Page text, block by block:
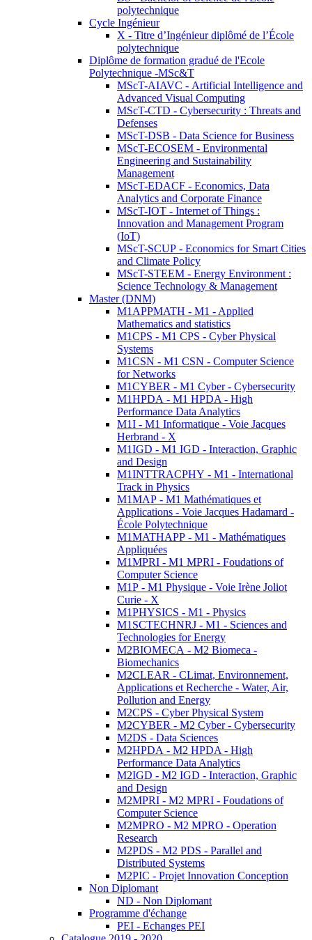
polytechnique
Cycle Ingénieur
X - Titre d’Ingénieur diplômé de l’École
polytechnique
Diplôme de formation gradué de l'Ecole
Polytechnique -MSc&T
MScT-AIAVC - Artificial Intelligence and
Advanced Visual Computing
MScT-CTD - Cybersecurity : Threats and
Defenses
MScT-DSB - Data Science for Business
MScT-ECOSEM - Environmental
Engineering and Sustainability
Management
MScT-EDACF - Economics, Data
Analytics and Corporate Finance
MScT-IOT - Internet of Things :
Innovation and Management Program
(IoT)
MScT-SCUP - Economics for Smart Cities
and Climate Policy
MScT-STEEM - Energy Environment :
Science Technology & Management
Master (DNM)
M1APPMATH - M1 - Applied
Mathematics and statistics
M1CPS - M1 CPS - Cyber Physical
Systems
M1CSN - M1 CSN - Computer Science
for Networks
M1CYBER - M1 Cyber - Cybersecurity
M1HPDA - M1 HPDA - High
Performance Data Analytics
M1I - M1 Informatique - Voie Jacques
Herbrand - X
M1IGD - M1 IGD - Interaction, Graphic
and Design
M1INTTRACPHY - M1 - International
Track in Physics
M1MAP - M1 Mathématiques et
Applications - Voie Jacques Hadamard -
École Polytechnique
M1MATHAPP - M1 - Mathématiques
Appliquées
M1MPRI - M1 MPRI - Foudations of
Computer Science
M1P - M1 Physique - Voie Irène Joliot
Curie - X
M1PHYSICS - M1 - Physics
M1SCTECHNRJ - M1 - Sciences and
Technologies for Energy
M2BIOMECA - M2 Biomeca -
Biomechanics
M2CLEAR - CLimat, Environnement,
Applications et Recherche - Water, Air,
Pollution and Energy
M2CPS - Cyber Physical System
M2CYBER - M2 Cyber - Cybersecurity
M2DS - Data Sciences
M2HPDA - M2 HPDA - High
Performance Data Analytics
M2IGD - M2 IGD - Interaction, Graphic
and Design
M2MPRI - M2 MPRI - Foudations of
Computer Science
M2MPRO - M2 MPRO - Operation
Research
M2PDS - M2 PDS - Parallel and
Distributed Systems
M2PIC - Projet Innovation Conception
Non Diplomant
ND - Non Diplomant
Programme d'échange
PEI - Echanges PEI